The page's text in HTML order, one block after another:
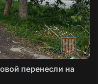
перенесли на